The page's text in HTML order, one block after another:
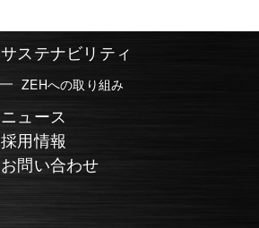
サステナビリティ
ZEHへの取り組み
ニュース
採用情報
お問い合わせ